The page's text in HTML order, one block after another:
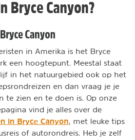
Bryce Canyon?
Canyon
in Amerika is het Bryce
een hoogtepunt. Meestal staat
in het natuurgebied ook op het
en dan vraag je je
te zien en te doen is. Op onze
vind je alles over de
in Bryce Canyon , met leuke tips
of autorondreis. Heb je zelf